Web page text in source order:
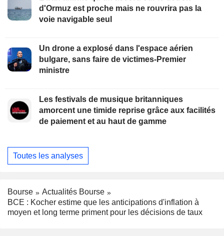
d'Ormuz est proche mais ne rouvrira pas la
voie navigable seul
Un drone a explosé dans l'espace aérien
bulgare, sans faire de victimes-Premier
ministre
Les festivals de musique britanniques
amorcent une timide reprise grâce aux facilités
de paiement et au haut de gamme
Toutes les analyses
Bourse
Actualités Bourse
BCE : Kocher estime que les anticipations d'inflation à
moyen et long terme priment pour les décisions de taux